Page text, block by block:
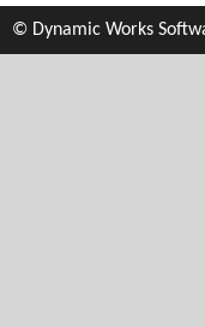
© Dynamic Works